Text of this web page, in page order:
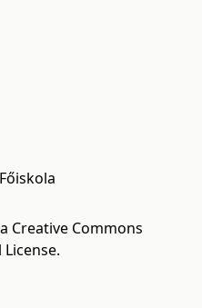
Creative Commons
.